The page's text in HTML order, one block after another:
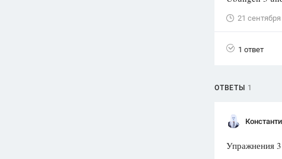
Вузы
Олимпиады
Spotlight
ответов
21
1 ответ
ОТВЕТЫ 1
Упражнения